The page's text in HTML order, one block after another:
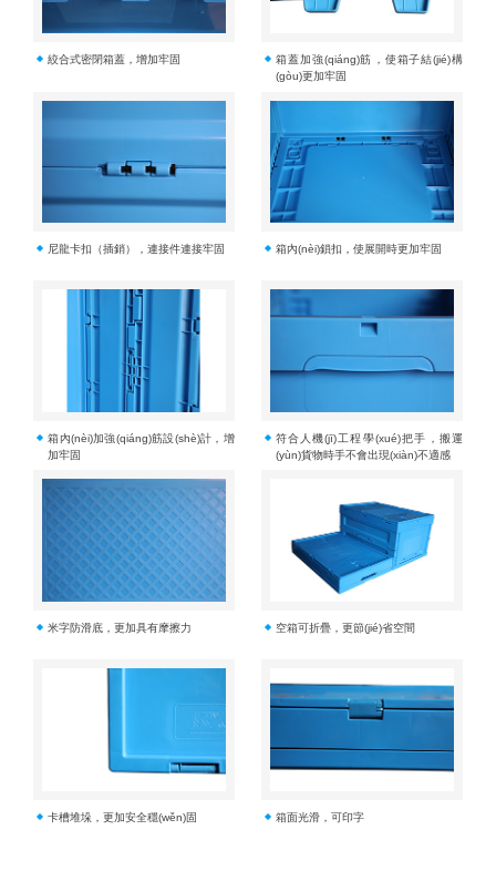
絞合式密閉箱蓋，增加牢固
箱蓋加強(qiáng)筋，使箱子結(jié)構
(gòu)更加牢固
尼龍卡扣（插銷），連接件連接牢固 箱內(nèi)鎖扣，使展開時更加牢固
箱內(nèi)加強(qiáng)筋設(shè)計，增
加牢固
符合人機(jī)工程學(xué)把手，搬運
(yùn)貨物時手不會出現(xiàn)不適感
米字防滑底，更加具有摩擦力 空箱可折疊，更節(jié)省空間
卡槽堆垛，更加安全穩(wěn)固 箱面光滑，可印字